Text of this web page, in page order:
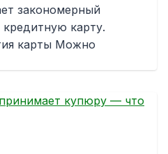
закономерный
карту.
карты Можно